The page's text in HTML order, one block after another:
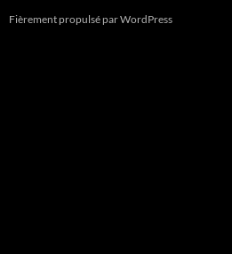
Fièrement propulsé par WordPress